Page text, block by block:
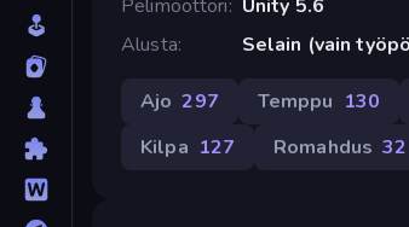
Pelimoottori
Unity 5.6
Alusta
Selain (vain
Ajo 297 Temppu 130
Kilpa 127 Romahdus 32